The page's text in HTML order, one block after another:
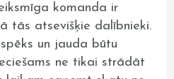
komanda ir
tās atsevišķie dalībnieki.
un jauda būtu
ne tikai strādāt